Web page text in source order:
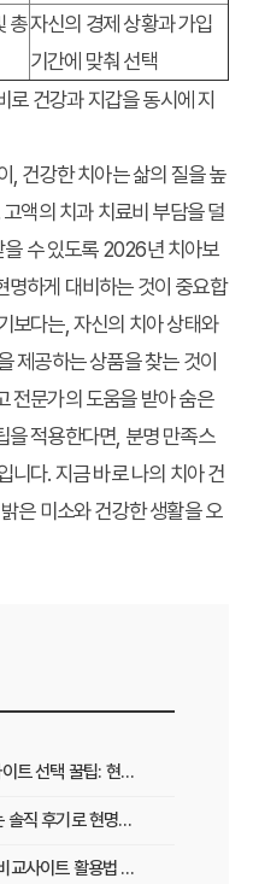
총자신의 경제 상황과 가입
기간에 맞춰 선택
건강과 지갑을 동시에 지
, 건강한 치아는 삶의 질을 높
액의 치과 치료비 부담을 덜
수 있도록2026년 치아보
명하게 대비하는 것이 중요합
보다는, 자신의 치아 상태와
제공하는 상품을 찾는 것이
전문가의 도움을 받아숨은
을 적용한다면, 분명 만족스
니다. 지금 바로 나의 치아 건
은 미소와 건강한 생활을 오
2024년 최신! 치아보험 비교사이트 선택 꿀팁: 현명한 가입 전략 완벽 분석
치아보험 비교사이트, 광고 없는 솔직 후기로 현명하게 선택하는 법
20대부터 준비하는 치아보험, 비교사이트 활용법 A to Z